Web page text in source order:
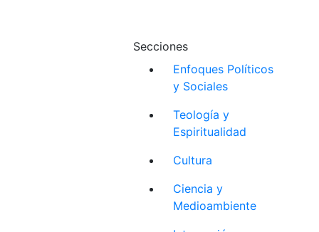
Secciones
Enfoques Políticos
y Sociales
Teología y
Espiritualidad
Cultura
Ciencia y
Medioambiente